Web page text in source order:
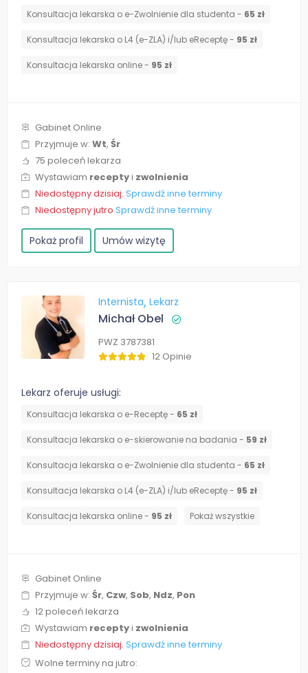
Konsultacja lekarska o e-Zwolnienie dla studenta - 65 zł
Konsultacja lekarska o L4 (e-ZLA) i/lub eReceptę - 95 zł
Konsultacja lekarska online - 95 zł
Gabinet Online
Przyjmuje w: Wt, Śr
75 poleceń lekarza
Wystawiam receptyi zwolnienia
Niedostępny dzisiaj. Sprawdź inne terminy
Niedostępny jutro Sprawdź inne terminy
Pokaż profil Umów wizytę
Internista Lekarz
Michał Obel
PWZ 3787381
12 Opinie
Lekarz oferuje usługi:
Konsultacja lekarska o e-Receptę - 65 zł
Konsultacja lekarska o e-skierowanie na badania - 59 zł
Konsultacja lekarska o e-Zwolnienie dla studenta - 65 zł
Konsultacja lekarska o L4 (e-ZLA) i/lub eReceptę - 95 zł
Konsultacja lekarska online - 95 zł Pokaż wszystkie
Gabinet Online
Przyjmuje w: Śr, Czw, Sob, Ndz, Pon
12 poleceń lekarza
Wystawiam receptyi zwolnienia
Niedostępny dzisiaj. Sprawdź inne terminy
Wolne terminy na jutro: